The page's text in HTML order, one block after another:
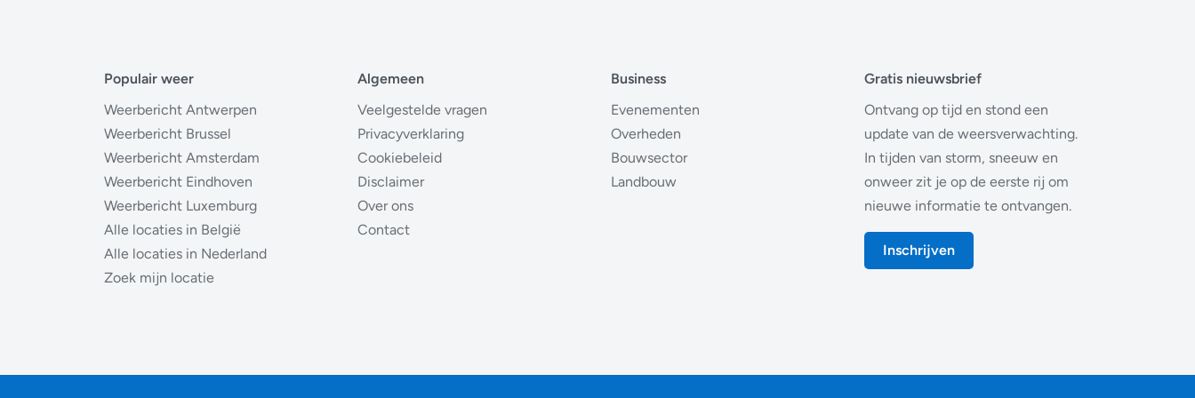
Populair weer
Weerbericht Antwerpen
Weerbericht Brussel
Weerbericht Amsterdam
Weerbericht Eindhoven
Weerbericht Luxemburg
Alle locaties in België
Alle locaties in Nederland
Zoek mijn locatie
Algemeen
Veelgestelde vragen
Privacyverklaring
Cookiebeleid
Disclaimer
Over ons
Contact
Business
Evenementen
Overheden
Bouwsector
Landbouw
Gratis nieuwsbrief
Ontvang op tijd en stond een
update van de weersverwachting.
In tijden van storm, sneeuw en
onweer zit je op de eerste rij om
nieuwe informatie te ontvangen.
Inschrijven